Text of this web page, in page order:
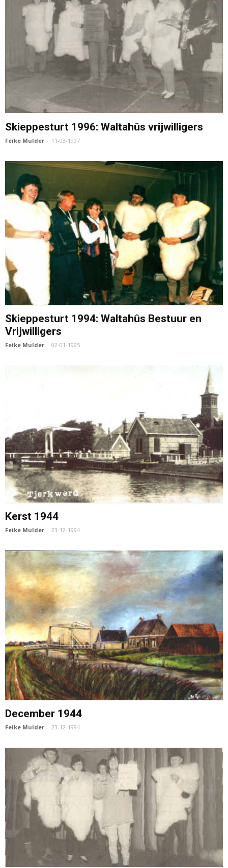
Skieppesturt 1996: Waltahûs vrijwilligers
Feike Mulder - 11-03-1997
Skieppesturt 1994: Waltahûs Bestuur en
Vrijwilligers
Feike Mulder - 02-01-1995
Kerst 1944
Feike Mulder - 23-12-1994
December 1944
Feike Mulder - 23-12-1994